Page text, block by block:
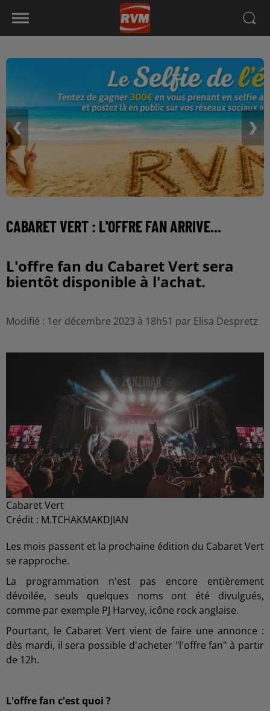
❮ ❯
CABARET VERT : L'OFFRE FAN ARRIVE...
L'offre fan du Cabaret Vert sera
bientôt disponible à l'achat.
Modifié : 1er décembre 2023 à 18h51 par Elisa Despretz
Cabaret Vert
Crédit : M.TCHAKMAKDJIAN
Les mois passent et la prochaine édition du Cabaret Vert
se rapproche.
La programmation n'est pas encore entièrement
dévoilée, seuls quelques noms ont été divulgués,
comme par exemple PJ Harvey, icône rock anglaise.
Pourtant, le Cabaret Vert vient de faire une annonce :
dès mardi, il sera possible d'acheter "l'offre fan" à partir
de 12h.
L'offre fan c'est quoi ?